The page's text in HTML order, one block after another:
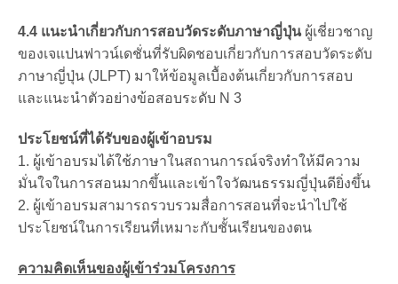
4.4 แนะนำเกี่ยวกับการสอบวัดระดับภาษาญี่ปุ่นผู้เชี่ยวชาญ
ของเจแปนฟาวน์เดชั่นที่รับผิดชอบเกี่ยวกับการสอบวัดระดับ
ภาษาญี่ปุ่น (JLPT) มาให้ข้อมูลเบื้องต้นเกี่ยวกับการสอบ
และแนะนำตัวอย่างข้อสอบระดับ N 3
ประโยชน์ที่ได้รับของผู้เข้าอบรม
1. ผู้เข้าอบรมได้ใช้ภาษาในสถานการณ์จริงทำให้มีความ
มั่นใจในการสอนมากขึ้นและเข้าใจวัฒนธรรมญี่ปุ่นดียิ่งขึ้น
2. ผู้เข้าอบรมสามารถรวบรวมสื่อการสอนที่จะนำไปใช้
ประโยชน์ในการเรียนที่เหมาะกับชั้นเรียนของตน
ความคิดเห็นของผู้เข้าร่วมโครงการ